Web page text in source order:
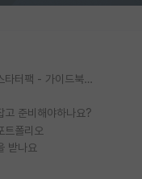
[무료] 2026 미국 대학원 유학 스타터팩 - 가이드북 & 합격자 컨택메일 템플릿
고 준비해야하나요?
트폴리오
받나요